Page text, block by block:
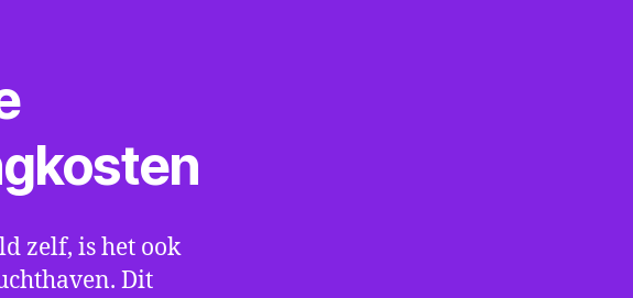
zelf, is het ook
Dit